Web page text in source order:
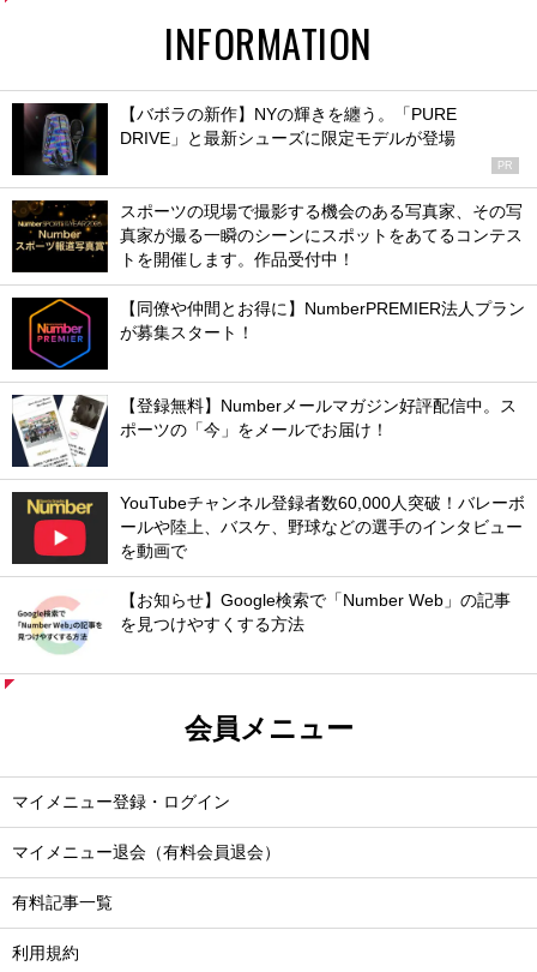
INFORMATION
【バボラの新作】NYの輝きを纏う。「PURE
DRIVE」と最新シューズに限定モデルが登場
PR
スポーツの現場で撮影する機会のある写真家、その写
真家が撮る一瞬のシーンにスポットをあてるコンテス
トを開催します。作品受付中！
【同僚や仲間とお得に】NumberPREMIER法人プラン
が募集スタート！
【登録無料】Numberメールマガジン好評配信中。ス
ポーツの「今」をメールでお届け！
YouTubeチャンネル登録者数60,000人突破！バレーボ
ールや陸上、バスケ、野球などの選手のインタビュー
を動画で
【お知らせ】Google検索で「Number Web」の記事
を見つけやすくする方法
会員メニュー
マイメニュー登録・ログイン
マイメニュー退会（有料会員退会）
有料記事一覧
利用規約